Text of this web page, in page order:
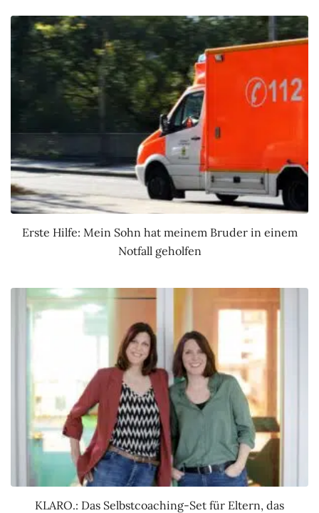
Erste Hilfe: Mein Sohn hat meinem Bruder in einem
Notfall geholfen
KLARO.: Das Selbstcoaching-Set für Eltern, das